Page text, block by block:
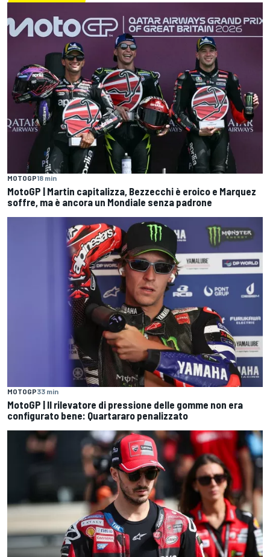
MOTOGP18 min
MotoGP | Martin capitalizza, Bezzecchi è eroico e Marquez
soffre, ma è ancora un Mondiale senza padrone
MOTOGP33 min
MotoGP | Il rilevatore di pressione delle gomme non era
configurato bene: Quartararo penalizzato